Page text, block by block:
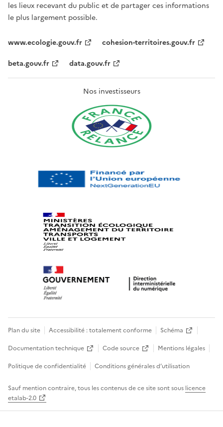
les lieux recevant du public et de partager ces informations
le plus largement possible.
www.ecologie.gouv.fr
cohesion-territoires.gouv.fr
beta.gouv.fr
data.gouv.fr
Nos investisseurs
Plan du site Accessibilité : totalement conforme
Schéma
Documentation technique
Code source
Mentions légales
Politique de confidentialité
Conditions générales d’utilisation
Sauf mention contraire, tous les contenus de ce site sont sous licence
etalab-2.0